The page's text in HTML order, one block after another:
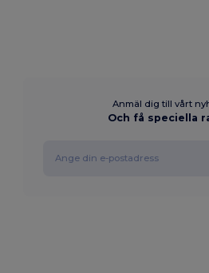
Anmäl dig till vårt
Och få speciella